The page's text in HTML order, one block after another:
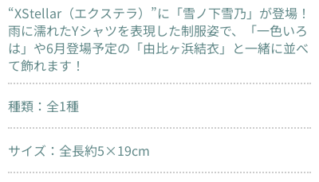
“XStellar（エクステラ）”に「雪ノ下雪乃」が登場！
雨に濡れたYシャツを表現した制服姿で、「一色いろ
は」や6月登場予定の「由比ヶ浜結衣」と一緒に並べ
て飾れます！
種類：全1種
サイズ：全長約5×19cm